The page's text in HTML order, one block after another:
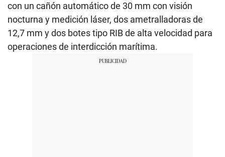
con un cañón automático de 30 mm con visión
nocturna y medición láser, dos ametralladoras de
12,7 mm y dos botes tipo RIB de alta velocidad para
operaciones de interdicción marítima.